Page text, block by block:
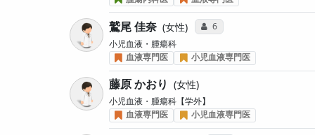
鷲尾 佳奈 女性 コミュニケーション・タイプ
6
小児血液・腫瘍科
血液専門医
小児血液専門医
藤原 かおり 女性
小児血液・腫瘍科【学外】
血液専門医
小児血液専門医